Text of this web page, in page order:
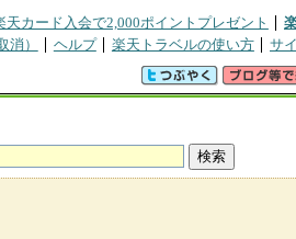
天カード入会で2,000ポイントプレゼント
） ヘルプ 楽天トラベルの使い方 サ